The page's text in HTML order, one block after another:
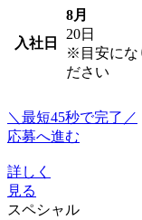
入社日
8月
20日
※目安にな
ださい
＼最短45秒で完了／
応募へ進む
詳しく
見る
スペシャル